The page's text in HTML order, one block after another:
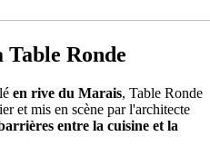
Ronde
en rive du Marais, Table Ronde
et mis en scène par l'architecte
entre la cuisine et la